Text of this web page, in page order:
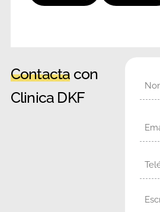
Contacta con
Clinica DKF